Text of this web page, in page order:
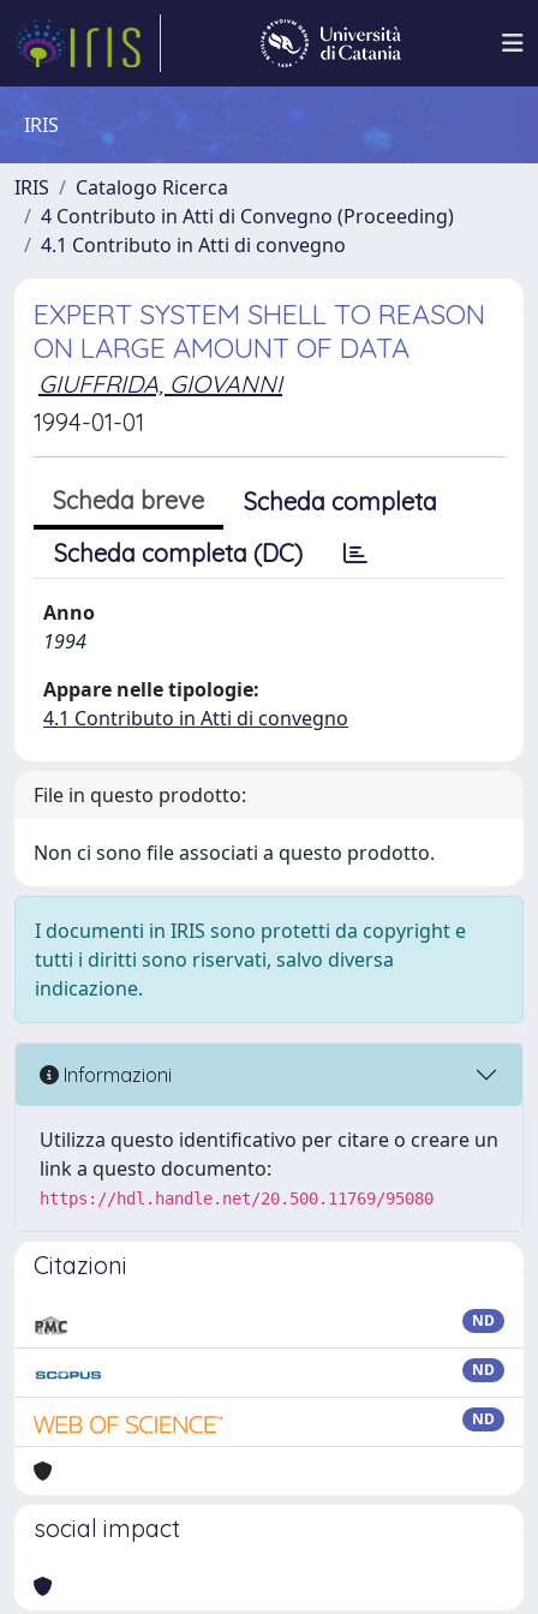
IRIS
IRIS
Catalogo Ricerca
4 Contributo in Atti di Convegno (Proceeding)
4.1 Contributo in Atti di convegno
EXPERT SYSTEM SHELL TO REASON
ON LARGE AMOUNT OF DATA
GIUFFRIDA, GIOVANNI
1994-01-01
Scheda breve
Scheda completa
Scheda completa (DC)
Anno
1994
Appare nelle tipologie:
4.1 Contributo in Atti di convegno
File in questo prodotto:
Non ci sono file associati a questo prodotto.
I documenti in IRIS sono protetti da copyright e
tutti i diritti sono riservati, salvo diversa
indicazione.
Informazioni
Utilizza questo identificativo per citare o creare un
link a questo documento:
https://hdl.handle.net/20.500.11769/95080
Citazioni
ND
ND
ND
social impact